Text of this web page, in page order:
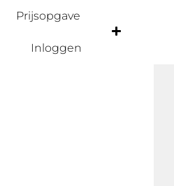
Prijsopgave
Inloggen